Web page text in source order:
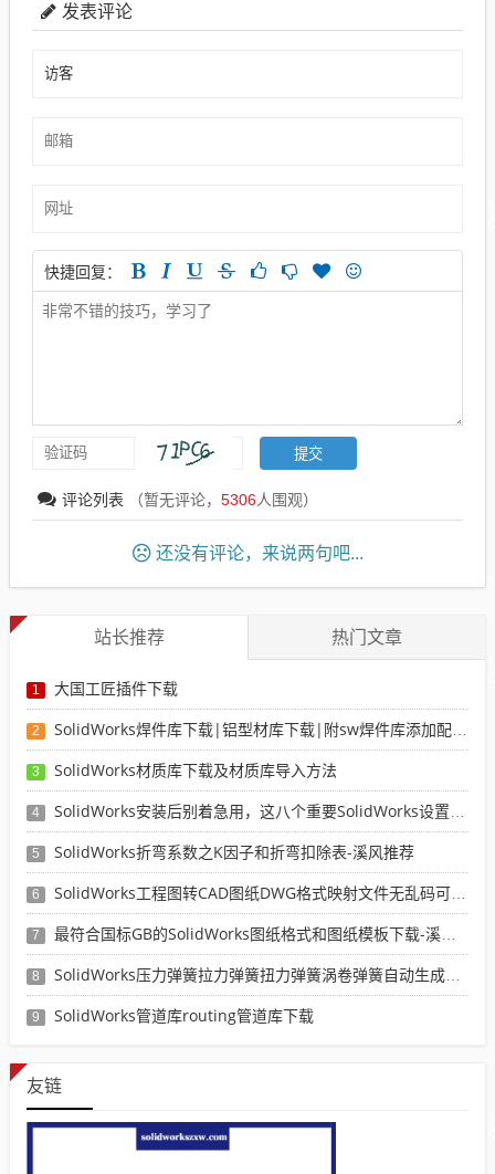
发表评论
快捷回复：
评论列表 （暂无评论， 5306人围观）
还没有评论，来说两句吧...
站长推荐 热门文章
1 大国工匠插件下载
2 SolidWorks焊件库下载|铝型材库下载|附sw焊件库添加配置使用教程
3 SolidWorks材质库下载及材质库导入方法
4 SolidWorks安装后别着急用，这八个重要SolidWorks设置可以提高你的画图效率
5 SolidWorks折弯系数之K因子和折弯扣除表-溪风推荐
6 SolidWorks工程图转CAD图纸DWG格式映射文件无乱码可分层-溪风亲测推荐
7 最符合国标GB的SolidWorks图纸格式和图纸模板下载-溪风专用版
8 SolidWorks压力弹簧拉力弹簧扭力弹簧涡卷弹簧自动生成宏程序下载
9 SolidWorks管道库routing管道库下载
友链